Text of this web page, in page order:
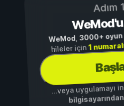
Adım 1
WeMod,3000+ oyun
hileler için1
...veya uygulamayı
bilgisayarından